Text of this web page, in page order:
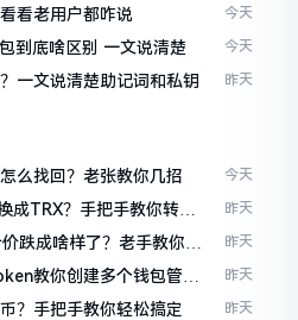
看老用户都咋说 今天
到底啥区别 一文说清楚 今天
一文说清楚助记词和私钥 昨天
么找回？老张教你几招 今天
TRX？手把手教你转成
昨天
跌成啥样了？老手教你咋
昨天
教你创建多个钱包管理
昨天
？手把手教你轻松搞定 昨天